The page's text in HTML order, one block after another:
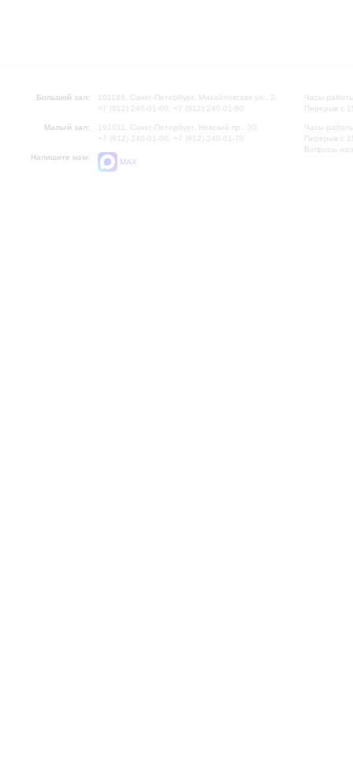
Большой зал:
191186, Санкт-Петербург, Михайловская ул., 2
+7 (812) 240-01-00, +7 (812) 240-01-80
Малый зал:
191011, Санкт-Петербург, Невский пр., 30
+7 (812) 240-01-00, +7 (812) 240-01-70
Напишите нам:
MAX
Часы
Перерыв с
Часы
Перерыв с
Вопросы